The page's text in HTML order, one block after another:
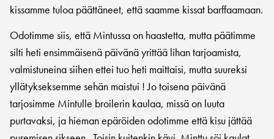
kissamme tuloa päättäneet, että saamme kissat barffaamaan.
Odotimme siis, että Mintussa on haastetta, mutta päätimme
silti heti ensimmäisenä päivänä yrittää lihan tarjoamista,
valmistuneina siihen ettei tuo heti maittaisi, mutta suureksi
yllätykseksemme sehän maistui ! Jo toisena päivänä
tarjosimme Mintulle broilerin kaulaa, missä on luuta
purtavaksi, ja hieman epäröiden odotimme että kisu jättää